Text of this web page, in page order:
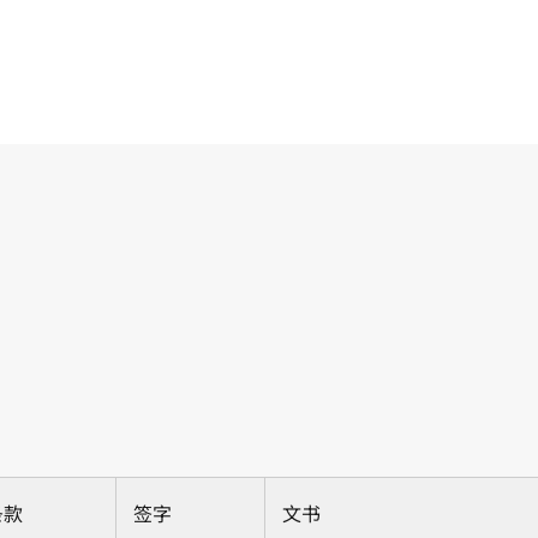
签字 文书